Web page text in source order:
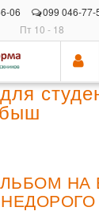
06 099 046-77-
Пт 10 - 18
НА